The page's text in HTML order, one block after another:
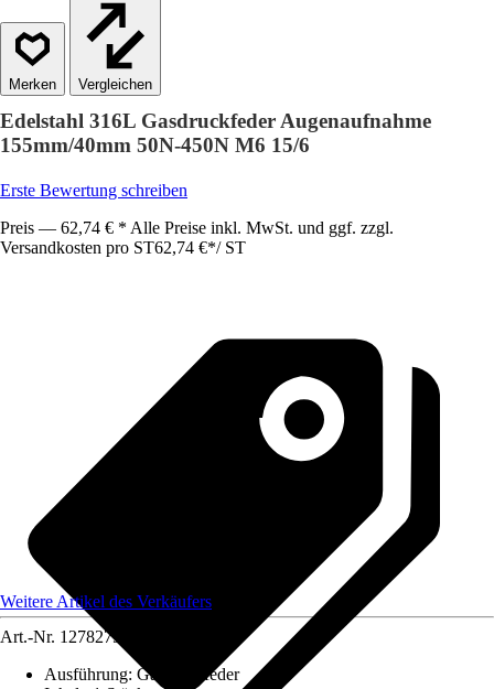
Vergleichen
Edelstahl 316L Gasdruckfeder Augenaufnahme
155mm/40mm 50N-450N M6 15/6
Erste Bewertung schreiben
Preis — 62,74 € * Alle Preise inkl. MwSt. und ggf. zzgl.
Versandkosten pro ST62,74 €*/ ST
Weitere Artikel des Verkäufers
Art.-Nr. 12782790
Ausführung: Gasdruckfeder